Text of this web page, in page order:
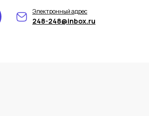
248-248@inbox.ru
Электронный адрес